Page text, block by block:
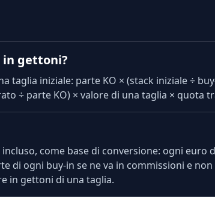
in gettoni?
taglia iniziale: parte KO × (stack iniziale ÷
÷ parte KO) × valore di una taglia × quota
come base di conversione: ogni euro
di ogni buy-in se ne va in commissioni e
in gettoni di una taglia.